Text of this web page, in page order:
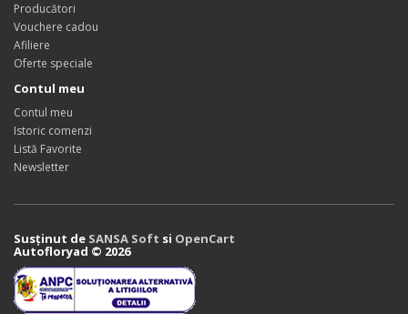
Producători
Vouchere cadou
Afiliere
Oferte speciale
Contul meu
Contul meu
Istoric comenzi
Listă Favorite
Newsletter
Susținut de SANSA Soft si OpenCart
Autofloryad © 2026